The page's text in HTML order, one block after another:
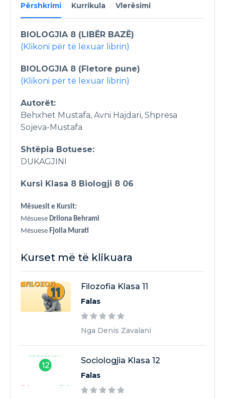
Përshkrimi Kurrikula Vlerësimi
BIOLOGJIA 8 (LIBËR BAZË)
(Klikoni për të lexuar librin)
BIOLOGJIA 8 (Fletore pune)
(Klikoni për të lexuar librin)
Autorët:
Behxhet Mustafa, Avni Hajdari, Shpresa
Sojeva-Mustafa
Shtëpia Botuese:
DUKAGJINI
Kursi Klasa 8 Biologji 8 06
Mësuesit e Kursit:
Mësuese Drilona Behrami
Mësuese Fjolla Murati
Kurset më të klikuara
Filozofia Klasa 11
Falas
Nga Denis Zavalani
Sociologjia Klasa 12
Falas